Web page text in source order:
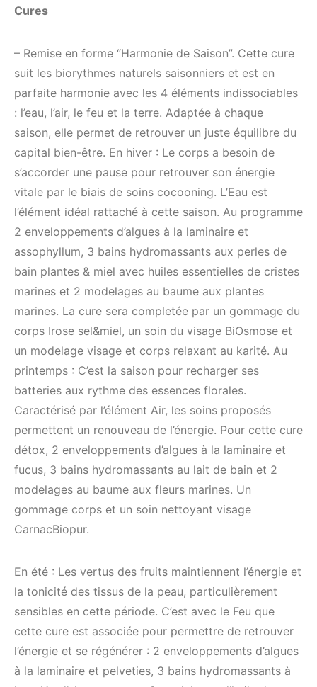
Cures
– Remise en forme “Harmonie de Saison”. Cette cure
suit les biorythmes naturels saisonniers et est en
parfaite harmonie avec les 4 éléments indissociables
: l’eau, l’air, le feu et la terre. Adaptée à chaque
saison, elle permet de retrouver un juste équilibre du
capital bien-être. En hiver : Le corps a besoin de
s’accorder une pause pour retrouver son énergie
vitale par le biais de soins cocooning. L’Eau est
l’élément idéal rattaché à cette saison. Au programme
2 enveloppements d’algues à la laminaire et
assophyllum, 3 bains hydromassants aux perles de
bain plantes & miel avec huiles essentielles de cristes
marines et 2 modelages au baume aux plantes
marines. La cure sera completée par un gommage du
corps Irose sel&miel, un soin du visage BiOsmose et
un modelage visage et corps relaxant au karité. Au
printemps : C’est la saison pour recharger ses
batteries aux rythme des essences florales.
Caractérisé par l’élément Air, les soins proposés
permettent un renouveau de l’énergie. Pour cette cure
détox, 2 enveloppements d’algues à la laminaire et
fucus, 3 bains hydromassants au lait de bain et 2
modelages au baume aux fleurs marines. Un
gommage corps et un soin nettoyant visage
CarnacBiopur.
En été : Les vertus des fruits maintiennent l’énergie et
la tonicité des tissus de la peau, particulièrement
sensibles en cette période. C’est avec le Feu que
cette cure est associée pour permettre de retrouver
l’énergie et se régénérer : 2 enveloppements d’algues
à la laminaire et pelveties, 3 bains hydromassants à